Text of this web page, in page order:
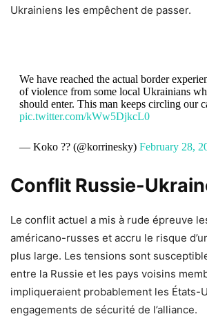
Ukrainiens les empêchent de passer.
We have reached the actual border
of violence from some local Ukrainians
should enter. This man keeps circling our
pic.twitter.com/kWw5DjkcL0
— Koko ?? (@korrinesky) February 28,
Conflit Russie-
Le conflit actuel a mis à rude épreuve
américano-russes et accru le risque
plus large. Les tensions sont
entre la Russie et les pays voisins
impliqueraient probablement les États-
engagements de sécurité de l’alliance.